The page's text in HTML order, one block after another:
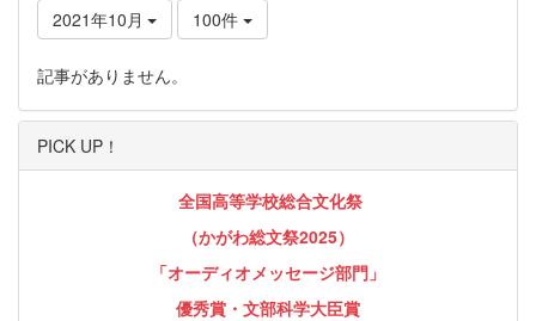
2021年10月 100件
記事がありません。
PICK UP！
全国高等学校総合文化祭
（かがわ総文祭2025）
「オーディオメッセージ部門」
優秀賞・文部科学大臣賞